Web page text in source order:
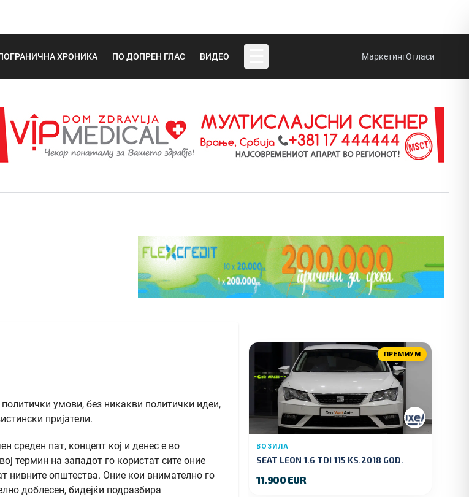
ХРОНИКА ПО ДОПРЕН ГЛАС ВИДЕО МаркетингОгласи
умови, без никакви политички идеи,
пријатели.
среден пат, концепт кој и денес е во
термин на западот го користат сите оние
нивните општества. Оние кои внимателно го
доблесен, бидејќи подразбира
ПРЕМИУМ
ВОЗИЛА
SEAT LEON 1.6 TDI 115 KS.2018 GOD.
11.900 EUR